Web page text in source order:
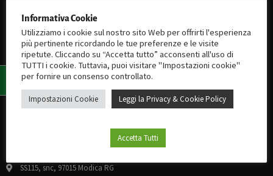
REGISTRATI
SS115, snc, 97015 Modica RG
Informativa Cookie
Utilizziamo i cookie sul nostro sito Web per offrirti l'esperienza
più pertinente ricordando le tue preferenze e le visite
ripetute. Cliccando su “Accetta tutto” acconsenti all'uso di
TUTTI i cookie. Tuttavia, puoi visitare "Impostazioni cookie"
per fornire un consenso controllato.
Impostazioni Cookie Leggi la Privacy & Cookie Policy
Accetta Tutti